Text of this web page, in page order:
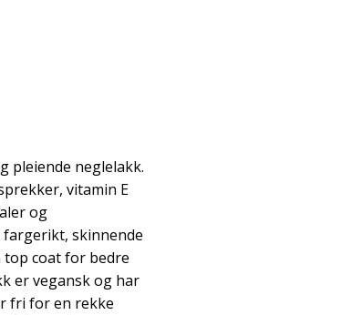
pleiende neglelakk.
vitamin E
og
skinnende
coat for bedre
er vegansk og har
fri for en rekke